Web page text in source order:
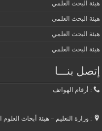
هيئة البحث العلمي
هيئة البحث العلمي
هيئة البحث العلمي
هيئة البحث العلمي
إتصل بنـــا
: أرقام الهواتف
: وزارة التعليم – هيئة أبحاث العلوم